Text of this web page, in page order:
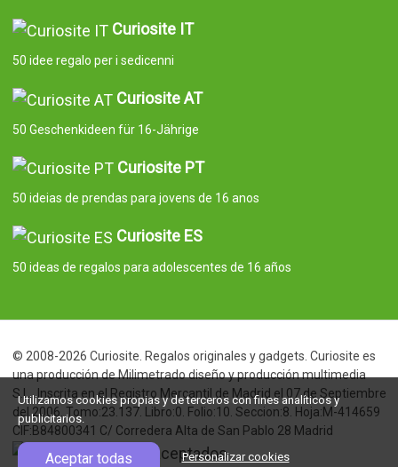
Curiosite IT
50 idee regalo per i sedicenni
Curiosite AT
50 Geschenkideen für 16-Jährige
Curiosite PT
50 ideias de prendas para jovens de 16 anos
Curiosite ES
50 ideas de regalos para adolescentes de 16 años
© 2008-2026 Curiosite. Regalos originales y gadgets. Curiosite es
una producción de Milimetrado diseño y producción multimedia
S.L.. Inscrita en el Registro Mercantil de Madrid el 07 de Septiembre
del 2006. Tomo:23.137. Libro:0. Folio:10. Seccion:8. Hoja:M-414659
CIF:B84800341 C/ Corredera Alta de San Pablo 28 Madrid
Utilizamos cookies propias y de terceros con fines analíticos y
publicitarios.
Aceptar todas Personalizar cookies